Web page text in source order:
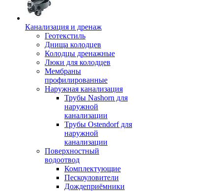
Канализация и дренаж
Геотекстиль
Днища колодцев
Колодцы дренажные
Люки для колодцев
Мембраны
профилированные
Наружная канализация
Трубы Nashorn для
наружной
канализации
Трубы Ostendorf для
наружной
канализации
Поверхностный
водоотвод
Комплектующие
Пескоуловители
Дождеприёмники